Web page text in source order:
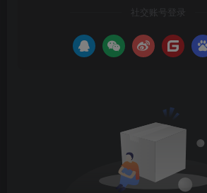
社交账号登录